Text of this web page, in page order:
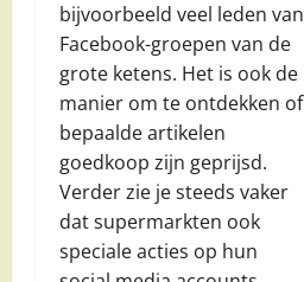
bijvoorbeeld veel leden van
Facebook-groepen van de
grote ketens. Het is ook de
manier om te ontdekken of
bepaalde artikelen
goedkoop zijn geprijsd.
Verder zie je steeds vaker
dat supermarkten ook
speciale acties op hun